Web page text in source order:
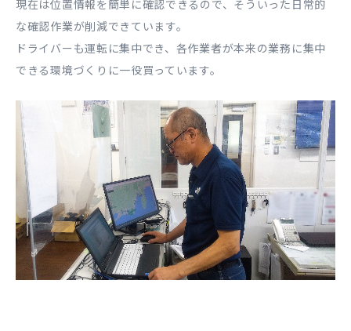
現在は位置情報を簡単に確認できるので、そういった日常的
な確認作業が削減できています。
ドライバーも運転に集中でき、各作業者が本来の業務に集中
できる環境づくりに一役買っています。